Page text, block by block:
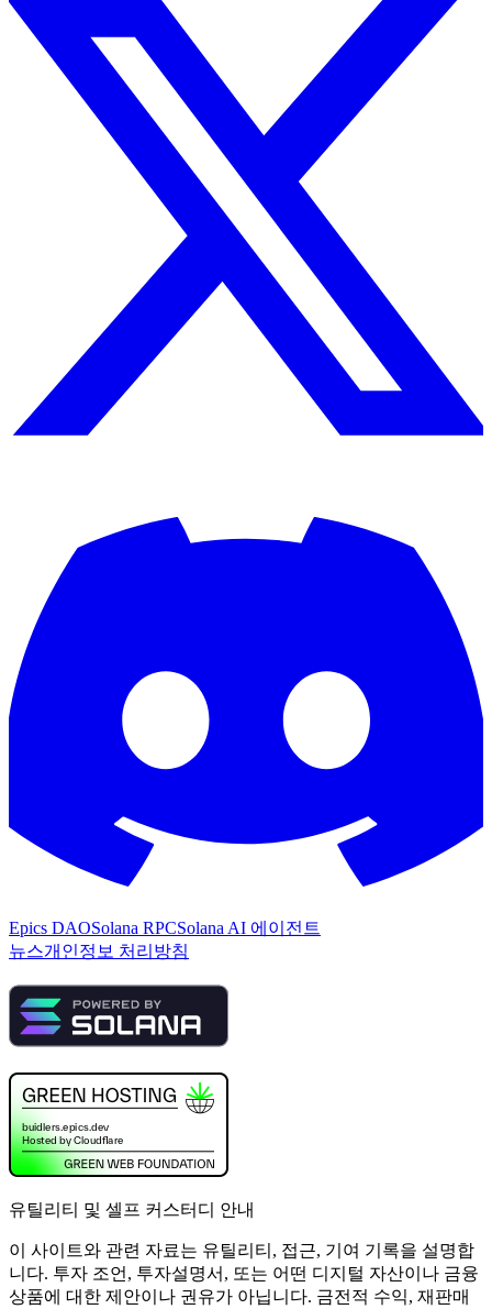
Epics DAOSolana RPCSolana AI 에이전트
뉴스개인정보 처리방침
유틸리티 및 셀프 커스터디 안내
이 사이트와 관련 자료는 유틸리티, 접근, 기여 기록을 설명합
니다. 투자 조언, 투자설명서, 또는 어떤 디지털 자산이나 금융
상품에 대한 제안이나 권유가 아닙니다. 금전적 수익, 재판매